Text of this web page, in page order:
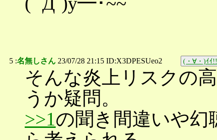
5 :名無しさん 23/07/28 21:15 ID:X3DPESUeo2 (・∀・)ｲｲ!!
そんな炎上リスクの
うか疑問。
>>1の聞き間違いや幻